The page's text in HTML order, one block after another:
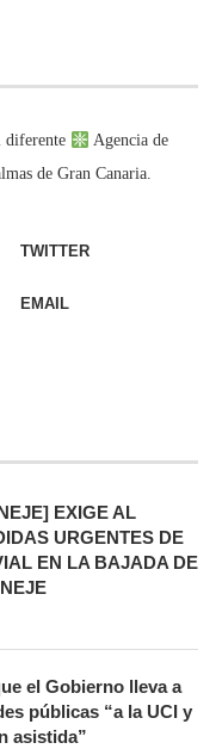
diferente
Agencia de
de Gran Canaria.
TWITTER
EMAIL
EXIGE AL
URGENTES DE
EN LA BAJADA DE
el Gobierno lleva a
públicas “a la UCI y
asistida”